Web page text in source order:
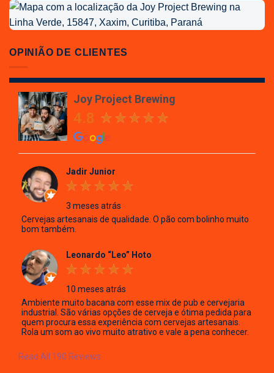
Localização
da
Project
Brewing
OPINIÃO DE CLIENTES
Joy Project Brewing
4.8
Jadir Junior
3 meses atrás
Cervejas artesanais de qualidade. O pão com bolinho muito
bom também.
Leonardo “Leo” Hoto
10 meses atrás
Ambiente muito bacana com esse mix de pub e cervejaria
industrial. São várias opções de cerveja e ótima pedida para
quem procura essa experiência com cervejas artesanais.
Rola um som ao vivo muito atrativo e vale a pena conhecer.
Read All 190 Reviews